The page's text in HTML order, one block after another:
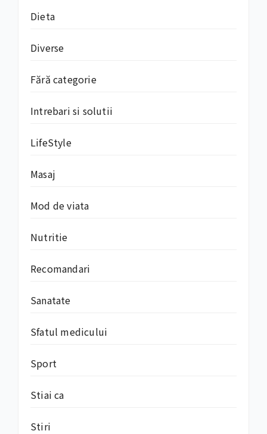
Dieta
Diverse
Fără categorie
Intrebari si solutii
LifeStyle
Masaj
Mod de viata
Nutritie
Recomandari
Sanatate
Sfatul medicului
Sport
Stiai ca
Stiri